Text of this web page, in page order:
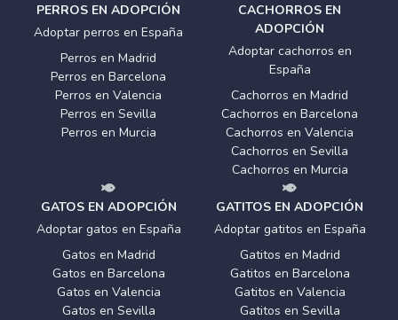
PERROS EN ADOPCIÓN
Adoptar perros en España
Perros en Madrid
Perros en Barcelona
Perros en Valencia
Perros en Sevilla
Perros en Murcia
CACHORROS EN
ADOPCIÓN
Adoptar cachorros en
España
Cachorros en Madrid
Cachorros en Barcelona
Cachorros en Valencia
Cachorros en Sevilla
Cachorros en Murcia
GATOS EN ADOPCIÓN
Adoptar gatos en España
Gatos en Madrid
Gatos en Barcelona
Gatos en Valencia
Gatos en Sevilla
GATITOS EN ADOPCIÓN
Adoptar gatitos en España
Gatitos en Madrid
Gatitos en Barcelona
Gatitos en Valencia
Gatitos en Sevilla